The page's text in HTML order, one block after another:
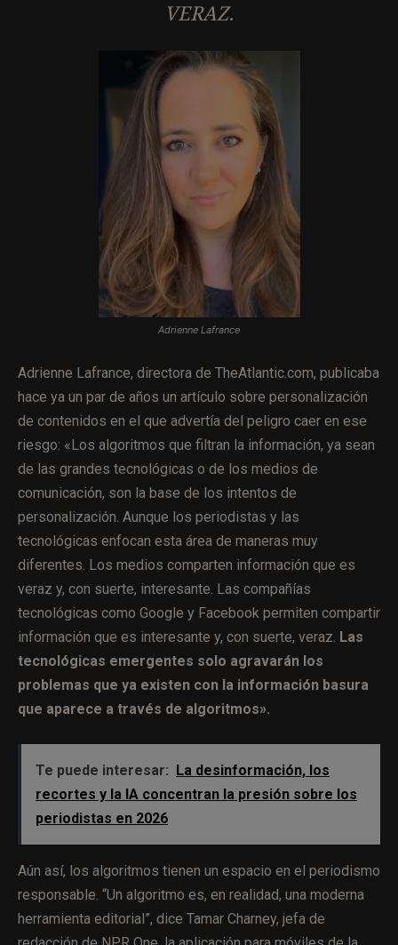
VERAZ.
Adrienne Lafrance
Adrienne Lafrance, directora de TheAtlantic.com, publicaba
hace ya un par de años un artículo sobre personalización
de contenidos en el que advertía del peligro caer en ese
riesgo: «Los algoritmos que filtran la información, ya sean
de las grandes tecnológicas o de los medios de
comunicación, son la base de los intentos de
personalización. Aunque los periodistas y las
tecnológicas enfocan esta área de maneras muy
diferentes. Los medios comparten información que es
veraz y, con suerte, interesante. Las compañías
tecnológicas como Google y Facebook permiten compartir
información que es interesante y, con suerte, veraz. Las
tecnológicas emergentes solo agravarán los
problemas que ya existen con la información basura
que aparece a través de algoritmos».
Te puede interesar: La desinformación, los
recortes y la IA concentran la presión sobre los
periodistas en 2026
Aún así, los algoritmos tienen un espacio en el periodismo
responsable. “Un algoritmo es, en realidad, una moderna
herramienta editorial”, dice Tamar Charney, jefa de